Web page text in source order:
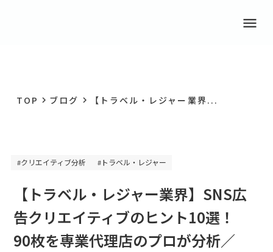
menu
TOP keyboard_arrow_right ブログ keyboard_arrow_right 【トラベル・レジャー業界...
#クリエイティブ分析 #トラベル・レジャー
【トラベル・レジャー業界】SNS広
告クリエイティブのヒント10選！
90枚を専業代理店のプロが分析／